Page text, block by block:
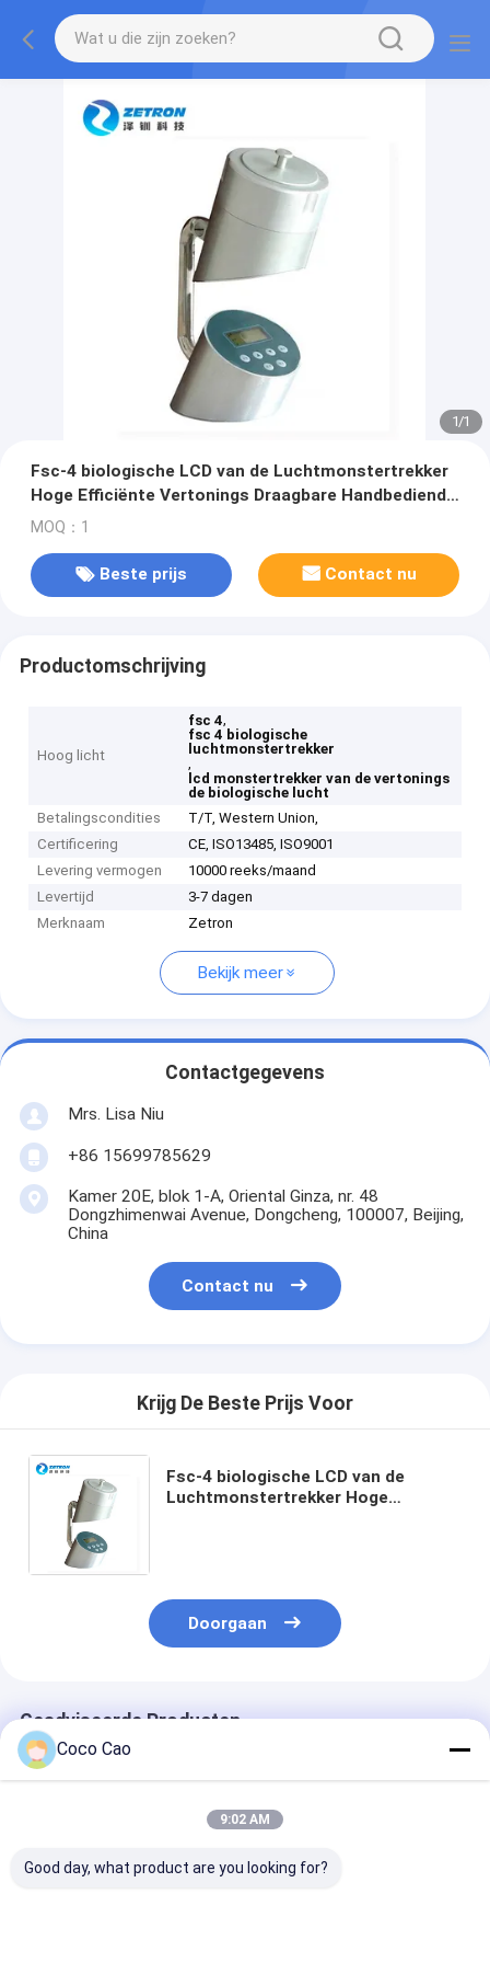
1/1
Fsc-4 biologische LCD van de Luchtmonstertrekker
Hoge Efficiënte Vertonings Draagbare Handbediend
met 100L/min-stroomtarief acht kanalen
MOQ：1
Beste prijs Contact nu
Productomschrijving
Hoog licht
fsc 4,
fsc 4 biologische
luchtmonstertrekker
,
lcd monstertrekker van de vertonings
de biologische lucht
Betalingscondities
T/T, Western Union,
Certificering
CE, ISO13485, ISO9001
Levering vermogen
10000 reeks/maand
Levertijd
3-7 dagen
Merknaam
Zetron
Bekijk meer
Contactgegevens
Mrs. Lisa Niu
+86 15699785629
Kamer 20E, blok 1-A, Oriental Ginza, nr. 48
Dongzhimenwai Avenue, Dongcheng, 100007, Beijing,
China
Contact nu
Krijg De Beste Prijs Voor
Fsc-4 biologische LCD van de
Luchtmonstertrekker Hoge
Doorgaan
Geadviseerde Producten
Coco Cao
9:02 AM
Good day, what product are you looking for?